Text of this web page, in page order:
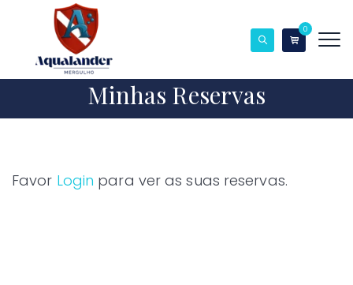
0
Minhas Reservas
Favor Login para ver as suas reservas.